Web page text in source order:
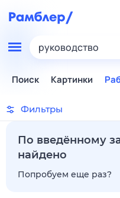
руководство
Поиск Картинки
Фильтры
По введённому
найдено
Попробуем еще раз?